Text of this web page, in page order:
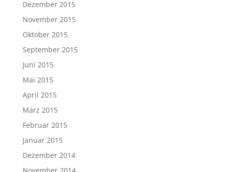
Dezember 2015
November 2015
Oktober 2015
September 2015
Juni 2015
Mai 2015
April 2015
März 2015
Februar 2015
Januar 2015
Dezember 2014